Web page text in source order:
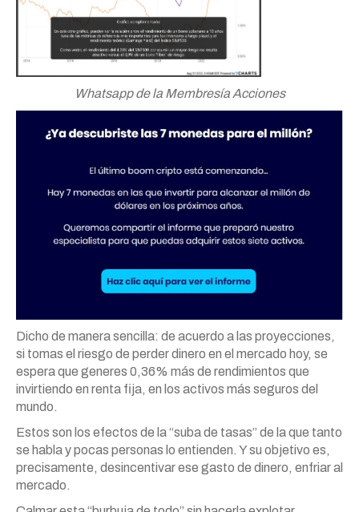
Whatsapp de la Membresía Acciones
Dicho de manera sencilla: de acuerdo a las proyecciones,
si tomas el riesgo de perder dinero en el mercado hoy, se
espera que generes 0,36% más de rendimientos que
invirtiendo en renta fija, en los activos más seguros del
mundo.
Estos son los efectos de la “suba de tasas” de la que tanto
se habla y pocas personas lo entienden. Y su objetivo es,
precisamente, desincentivar ese gasto de dinero, enfriar al
mercado.